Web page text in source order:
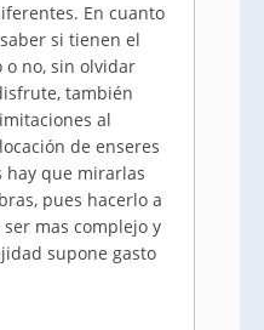
En cuanto
si tienen el
no, sin olvidar
también
al
de enseres
hay que mirarlas
pues hacerlo a
mas complejo y
supone gasto